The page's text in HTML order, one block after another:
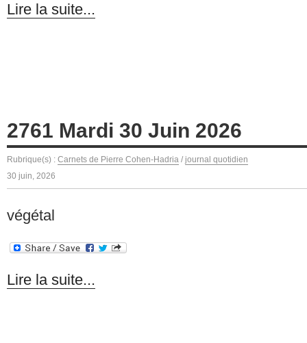
Lire la suite...
2761 Mardi 30 Juin 2026
Rubrique(s) : Carnets de Pierre Cohen-Hadria / journal quotidien
30 juin, 2026
végétal
Lire la suite...